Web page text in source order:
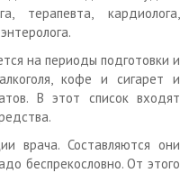
терапевта, кардиолога,
на периоды подготовки и
кофе и сигарет и
В этот список входят
врача. Составляются они
беспрекословно. От этого